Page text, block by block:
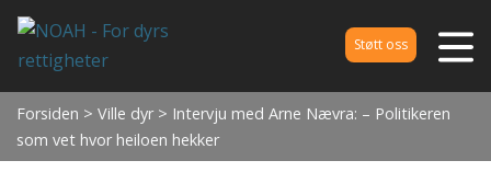
Støtt oss
Forsiden > Ville dyr > Intervju med Arne Nævra: – Politikeren
som vet hvor heiloen hekker